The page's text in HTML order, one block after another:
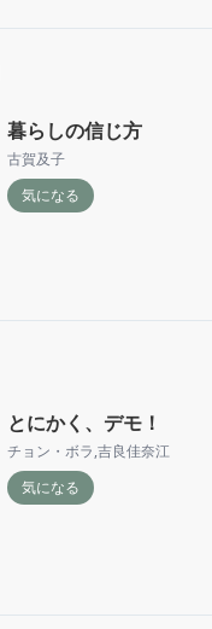
暮らしの信じ方
古賀及子
気になる
とにかく、デモ！
チョン・ボラ,吉良佳奈江
気になる